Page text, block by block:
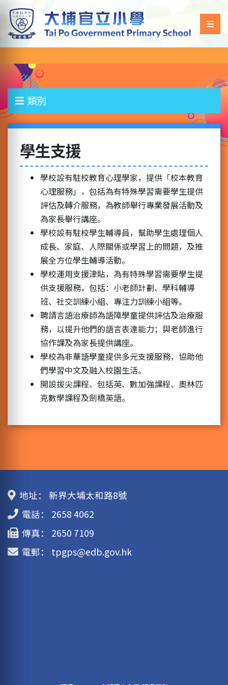
類別
學生支援
學校設有駐校教育心理學家，提供「校本教育
心理服務」，包括為有特殊學習需要學生提供
評估及轉介服務，為教師舉行專業發展活動及
為家長舉行講座。
學校設有駐校學生輔導員，幫助學生處理個人
成長、家庭、人際關係或學習上的問題，及推
展全方位學生輔導活動。
學校運用支援津貼，為有特殊學習需要學生提
供支援服務，包括：小老師計劃、學科輔導
班、社交訓練小組、專注力訓練小組等。
聘請言語治療師為語障學童提供評估及治療服
務，以提升他們的語言表達能力；與老師進行
協作課及為家長提供講座。
學校為非華語學童提供多元支援服務，協助他
們學習中文及融入校園生活。
開設拔尖課程、包括英、數加強課程、奧林匹
克數學課程及劍橋英語。
地址：
新界大埔太和路8號
電話：
2658 4062
傳真：
2650 7109
電郵：
tpgps@edb.gov.hk